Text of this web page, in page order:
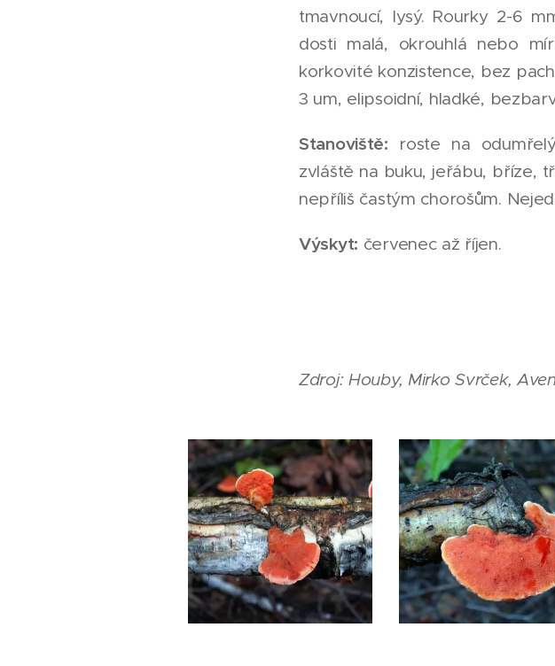
tmavnoucí, lysý. Rourky 2-6
dosti malá, okrouhlá nebo
korkovité konzistence, bez
3 um, elipsoidní, hladké,
Stanoviště: roste na
zvláště na buku, jeřábu, bříze,
nepříliš častým chorošům.
Výskyt: červenec až říjen.
Zdroj: Houby, Mirko Svrček,